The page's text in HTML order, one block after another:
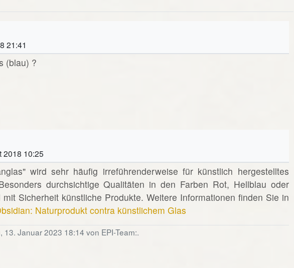
21:41
(blau) ?
2018 10:25
wird sehr häufig irreführenderweise für künstlich hergestelltes
durchsichtige Qualitäten in den Farben Rot, Hellblau oder
Sicherheit künstliche Produkte. Weitere Informationen finden Sie in
Naturprodukt contra künstlichem Glas
13. Januar 2023 18:14 von EPI-Team:.